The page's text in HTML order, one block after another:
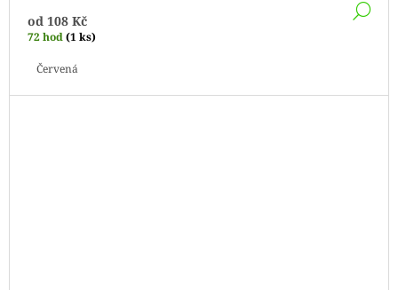
od 108 Kč
72 hod(1 ks)
Červená